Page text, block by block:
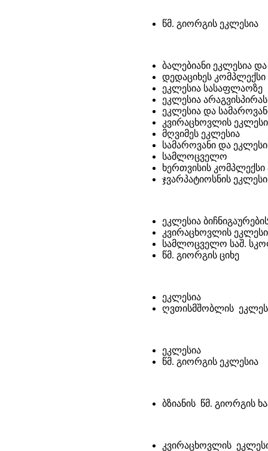
წმ. გიორგის ეკლესია
ბალებიანი ეკლესია
დედაციხეს კომპლექსი
ეკლესია სასაფლაოზე
ეკლესია არაგვისპირას
ეკლესია და
კვირაცხოვლის
მღვიმეს ეკლესია
სამაროვანი და
სამლოცველო
ხერთვისის
ჯვარპატიოსნის
ეკლესია
კვირაცხოვლის
სამლოცველო საშ.
წმ. გიორგის ციხე
ეკლესია
ღვთისმშობლის
ეკლესია
წმ. გიორგის ეკლესია
ბზიანის წმ. გიორგის
კვირაცხოვლის